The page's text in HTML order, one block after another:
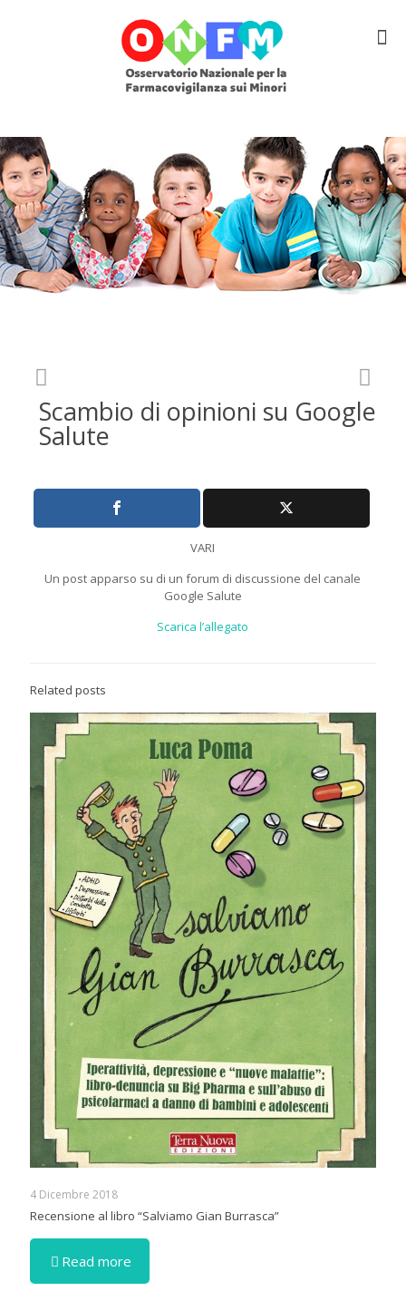
Scambio di opinioni su Google
Salute
VARI
Un post apparso su di un forum di discussione del canale
Google Salute
Scarica l’allegato
Related posts
4 Dicembre 2018
Recensione al libro “Salviamo Gian Burrasca”
Read more